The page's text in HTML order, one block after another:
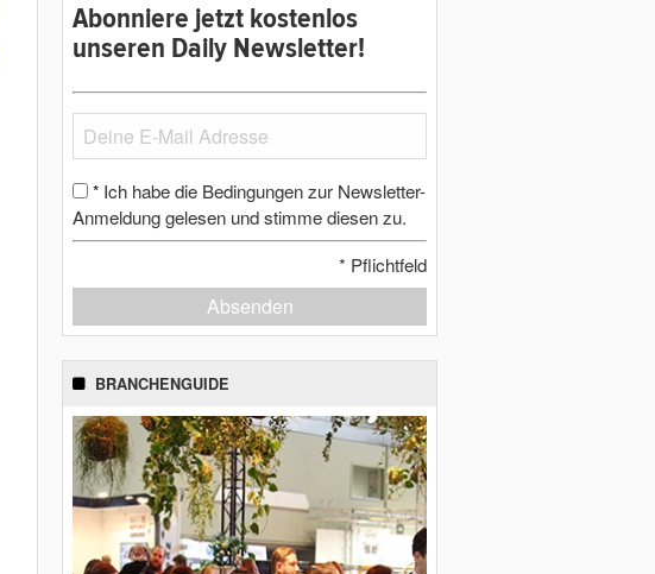
Abonniere jetzt kostenlos
unseren Daily Newsletter!
* Ich habe die Bedingungen zur Newsletter-
Anmeldung gelesen und stimme diesen zu.
* Pflichtfeld
Absenden
BRANCHENGUIDE